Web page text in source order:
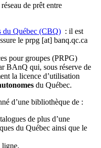
de prêt entre
du Québec (CBQ) : il est
le prpg [at] banq.qc.ca
pour groupes (PRPG)
BAnQ qui, sous réserve de
la licence d’utilisation
du Québec.
d’une bibliothèque de :
de plus d’une
du Québec ainsi que le
ligne.